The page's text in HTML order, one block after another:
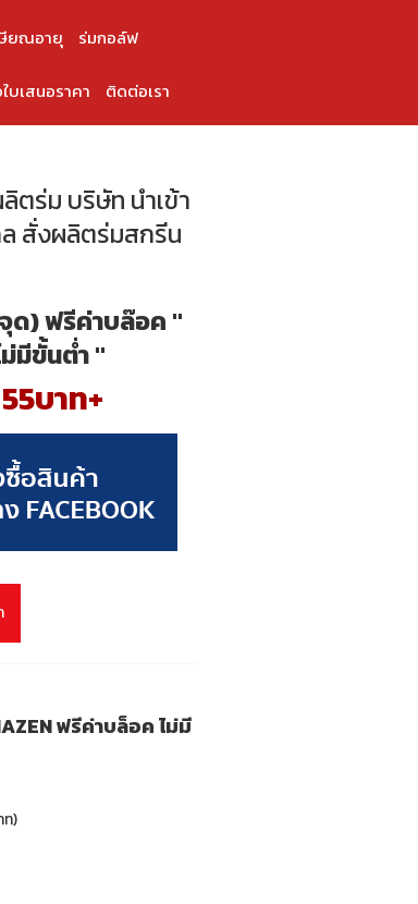
ยณอายุ ร่มกอล์ฟ
บเสนอราคา ติดต่อเรา
ตร่ม บริษัท นำเข้า
สั่งผลิตร่มสกรีน
ด) ฟรีค่าบล๊อค "
มีขั้นต่ำ "
บาท+
ฟรีค่าบล็อค ไม่มี
)